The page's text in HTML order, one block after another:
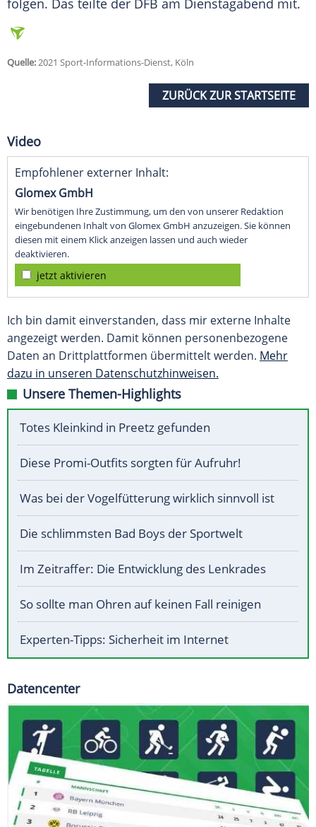
folgen. Das teilte der DFB am Dienstagabend mit.
Quelle:2021 Sport-Informations-Dienst, Köln
ZURÜCK ZUR STARTSEITE
Video
Empfohlener externer Inhalt:
Glomex GmbH
Wir benötigen Ihre Zustimmung, um den von unserer Redaktion
eingebundenen Inhalt von Glomex GmbH anzuzeigen. Sie können
diesen mit einem Klick anzeigen lassen und auch wieder
deaktivieren.
jetzt aktivieren
Ich bin damit einverstanden, dass mir externe Inhalte
angezeigt werden. Damit können personenbezogene
Daten an Drittplattformen übermittelt werden. Mehr
dazu in unseren Datenschutzhinweisen.
Unsere Themen-Highlights
Totes Kleinkind in Preetz gefunden
Diese Promi-Outfits sorgten für Aufruhr!
Was bei der Vogelfütterung wirklich sinnvoll ist
Die schlimmsten Bad Boys der Sportwelt
Im Zeitraffer: Die Entwicklung des Lenkrades
So sollte man Ohren auf keinen Fall reinigen
Experten-Tipps: Sicherheit im Internet
Datencenter